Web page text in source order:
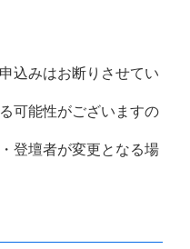
込みはお断りさせてい
可能性がございますの
登壇者が変更となる場